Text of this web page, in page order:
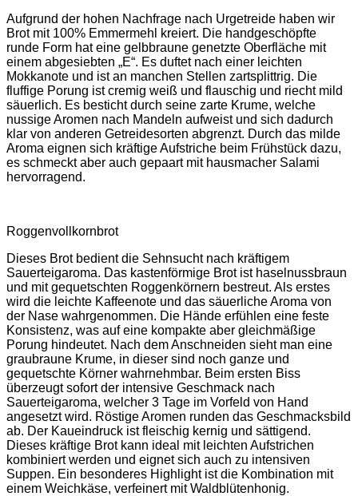
Aufgrund der hohen Nachfrage nach Urgetreide haben wir
Brot mit 100% Emmermehl kreiert. Die handgeschöpfte
runde Form hat eine gelbbraune genetzte Oberfläche mit
einem abgesiebten „E“. Es duftet nach einer leichten
Mokkanote und ist an manchen Stellen zartsplittrig. Die
fluffige Porung ist cremig weiß und flauschig und riecht mild
säuerlich. Es besticht durch seine zarte Krume, welche
nussige Aromen nach Mandeln aufweist und sich dadurch
klar von anderen Getreidesorten abgrenzt. Durch das milde
Aroma eignen sich kräftige Aufstriche beim Frühstück dazu,
es schmeckt aber auch gepaart mit hausmacher Salami
hervorragend.
Roggenvollkornbrot
Dieses Brot bedient die Sehnsucht nach kräftigem
Sauerteigaroma. Das kastenförmige Brot ist haselnussbraun
und mit gequetschten Roggenkörnern bestreut. Als erstes
wird die leichte Kaffeenote und das säuerliche Aroma von
der Nase wahrgenommen. Die Hände erfühlen eine feste
Konsistenz, was auf eine kompakte aber gleichmäßige
Porung hindeutet. Nach dem Anschneiden sieht man eine
graubraune Krume, in dieser sind noch ganze und
gequetschte Körner wahrnehmbar. Beim ersten Biss
überzeugt sofort der intensive Geschmack nach
Sauerteigaroma, welcher 3 Tage im Vorfeld von Hand
angesetzt wird. Röstige Aromen runden das Geschmacksbild
ab. Der Kaueindruck ist fleischig kernig und sättigend.
Dieses kräftige Brot kann ideal mit leichten Aufstrichen
kombiniert werden und eignet sich auch zu intensiven
Suppen. Ein besonderes Highlight ist die Kombination mit
einem Weichkäse, verfeinert mit Waldblütenhonig.